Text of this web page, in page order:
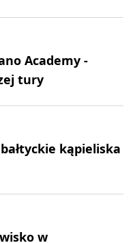
Academy -
tury
kąpieliska
w